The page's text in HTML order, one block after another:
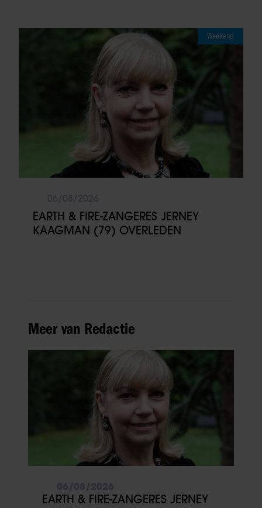
Weekend
EARTH & FIRE-ZANGERES JERNEY
KAAGMAN (79) OVERLEDEN
Meer van Redactie
EARTH & FIRE-ZANGERES JERNEY